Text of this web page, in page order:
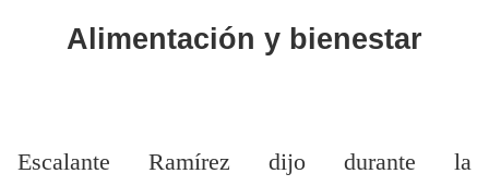
Alimentación y bienestar
Escalante Ramírez dijo durante la